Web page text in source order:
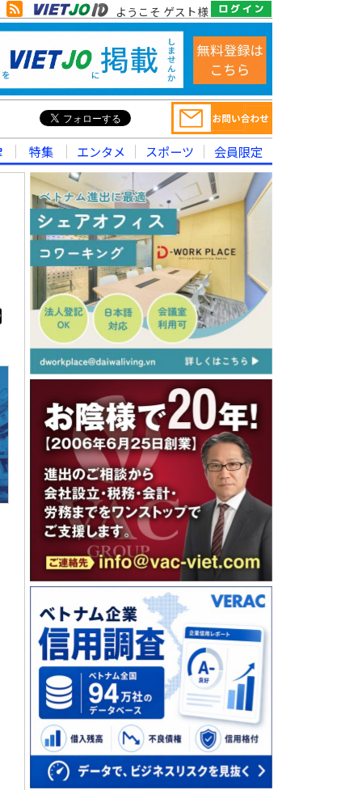
ようこそ ゲスト様
特集 エンタメ スポーツ 会員限定